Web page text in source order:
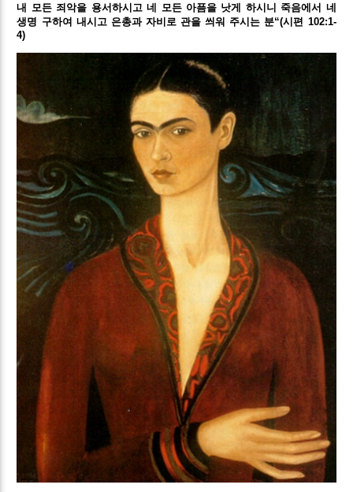
내 모든 죄악을 용서하시고 네 모든 아픔을 낫게 하시니 죽음에서 네
생명 구하여 내시고 은총과 자비로 관을 씌워 주시는 분“(시편 102:1-
4)